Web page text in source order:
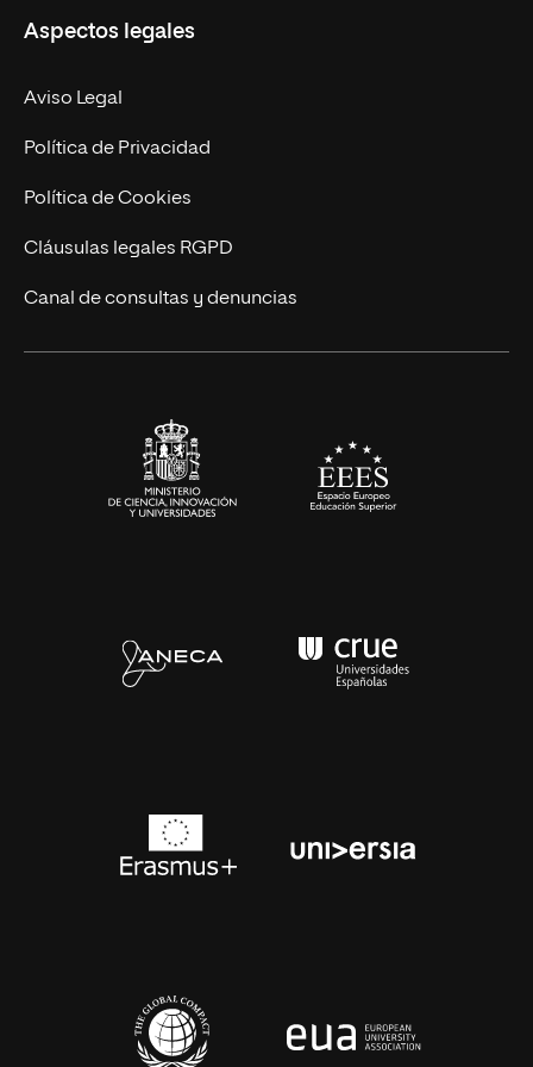
Doctorados
Experto Universitario
Postgrados
Cursos Universitarios
Facultades
Nuestro Equipo
Trabaja en UNIR
Actualidad
UNIR Revista
Eventos
Aspectos legales
Aviso Legal
Política de Privacidad
Política de Cookies
Cláusulas legales RGPD
Canal de consultas y denuncias